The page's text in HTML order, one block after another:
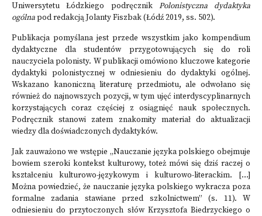
Uniwersytetu Łódzkiego podręcznik Polonistyczna dydaktyka
ogólnapod redakcją Jolanty Fiszbak (Łódź 2019, ss. 502).
Publikacja pomyślana jest przede wszystkim jako kompendium
dydaktyczne dla studentów przygotowujących się do roli
nauczyciela polonisty. W publikacji omówiono kluczowe kategorie
dydaktyki polonistycznej w odniesieniu do dydaktyki ogólnej.
Wskazano kanoniczną literaturę przedmiotu, ale odwołano się
również do najnowszych pozycji, w tym ujęć interdyscyplinarnych
korzystających coraz częściej z osiągnięć nauk społecznych.
Podręcznik stanowi zatem znakomity materiał do aktualizacji
wiedzy dla doświadczonych dydaktyków.
Jak zauważono we wstępie „Nauczanie języka polskiego obejmuje
bowiem szeroki kontekst kulturowy, toteż mówi się dziś raczej o
kształceniu kulturowo-językowym i kulturowo-literackim. […]
Można powiedzieć, że nauczanie języka polskiego wykracza poza
formalne zadania stawiane przed szkolnictwem” (s. 11). W
odniesieniu do przytoczonych słów Krzysztofa Biedrzyckiego o